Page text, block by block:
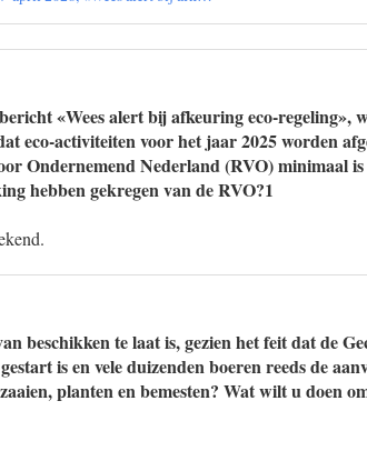
«Wees alert bij afkeuring eco-regeling»,
eco-activiteiten voor het jaar 2025 worden
Ondernemend Nederland (RVO) minimaal
hebben gekregen van de RVO?1
beschikken te laat is, gezien het feit dat de
is en vele duizenden boeren reeds de
planten en bemesten? Wat wilt u doen